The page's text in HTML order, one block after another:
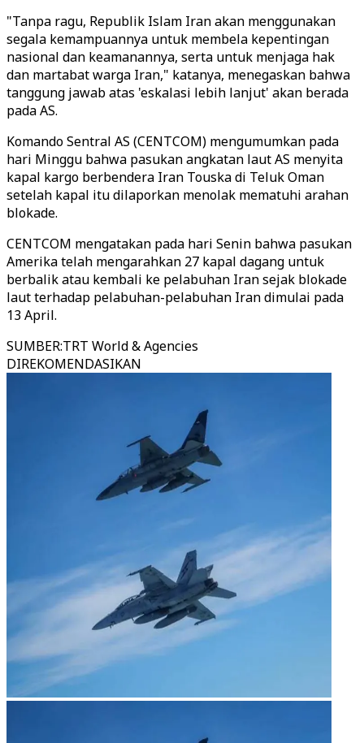
"Tanpa ragu, Republik Islam Iran akan menggunakan
segala kemampuannya untuk membela kepentingan
nasional dan keamanannya, serta untuk menjaga hak
dan martabat warga Iran," katanya, menegaskan bahwa
tanggung jawab atas 'eskalasi lebih lanjut' akan berada
pada AS.
Komando Sentral AS (CENTCOM) mengumumkan pada
hari Minggu bahwa pasukan angkatan laut AS menyita
kapal kargo berbendera Iran Touska di Teluk Oman
setelah kapal itu dilaporkan menolak mematuhi arahan
blokade.
CENTCOM mengatakan pada hari Senin bahwa pasukan
Amerika telah mengarahkan 27 kapal dagang untuk
berbalik atau kembali ke pelabuhan Iran sejak blokade
laut terhadap pelabuhan-pelabuhan Iran dimulai pada
13 April.
SUMBER:TRT World & Agencies
DIREKOMENDASIKAN